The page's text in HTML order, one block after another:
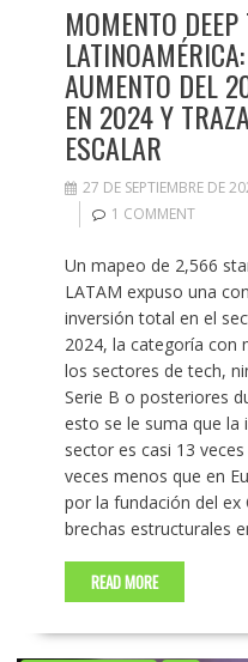
MOMENTO
AUMENTO DEL
EN 2024 Y
ESCALAR
27 DE SEPTIEMBRE DE
1 COMMENT
Un mapeo de 2,566
LATAM expuso una
inversión total en el
2024, la categoría con
los sectores de tech,
Serie B o posteriores
esto se le suma que la
sector es casi 13
veces menos que en
por la fundación del ex
brechas estructurales
READ MORE